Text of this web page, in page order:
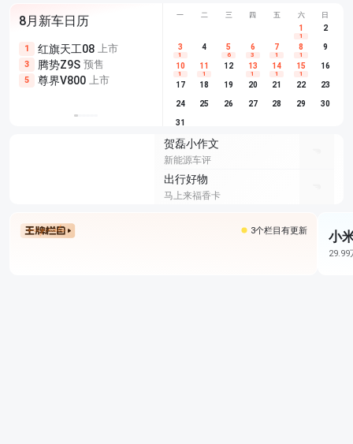
8月新车日历
1 红旗天工08 上市
3 腾势Z9S 预售
5 尊界V800 上市
尊界V680 上市
享界G9 预售
别克至境L7 预售
埃安
长城H10
深蓝S05
一 二 三 四 五 六 日
1
1
2
3
1
4 5
6
6
3
7
1
8
1
9
10
1
11
1
12 13
1
14
1
15
1
16
17 18 19 20 21 22 23
24 25 26 27 28 29 30
31
贺磊小作文
新能源车评
出行好物
马上来福香卡
3个栏目有更新 小
29.99